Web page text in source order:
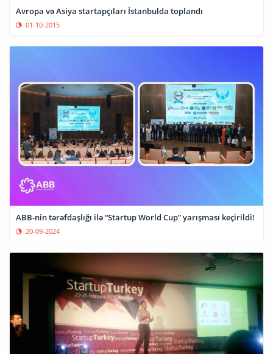
Avropa və Asiya startapçıları İstanbulda toplandı
01-10-2015
ABB-nin tərəfdaşlığı ilə “Startup World Cup” yarışması keçirildi!
20-09-2024